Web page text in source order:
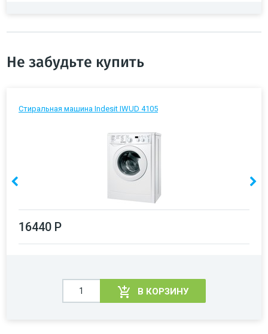
Не забудьте купить
Стиральная машина Indesit IWUD 4105
16440 Р
В КОРЗИНУ